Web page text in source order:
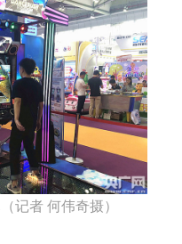
记者 何伟奇摄）